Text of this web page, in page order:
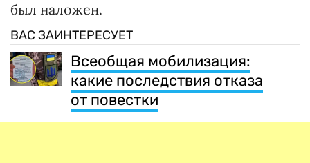
был наложен.
ВАС ЗАИНТЕРЕСУЕТ
Всеобщая мобилизация:
какие последствия отказа
от повестки